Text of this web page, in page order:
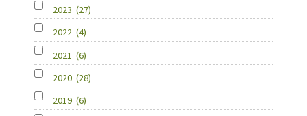
2023 (27)
2022 (4)
2021 (6)
2020 (28)
2019 (6)